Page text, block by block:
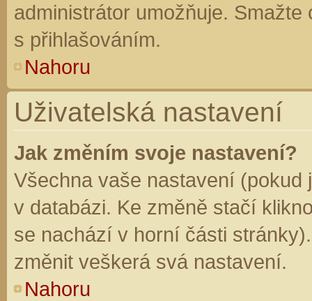
administrátor umožňuje.
s přihlašováním.
Nahoru
Uživatelská nastavení
Jak změním svoje nastavení?
Všechna vaše nastavení (pokud
v databázi. Ke změně stačí
se nachází v horní části
změnit veškerá svá nastavení.
Nahoru